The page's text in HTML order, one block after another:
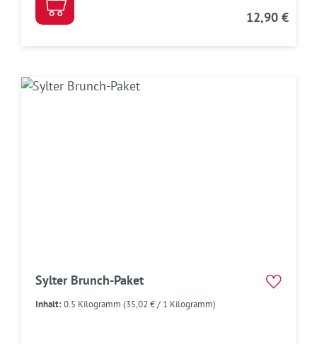
12,90 €
Sylter Brunch-Paket
Inhalt:0.5 Kilogramm (35,02 € / 1 Kilogramm)